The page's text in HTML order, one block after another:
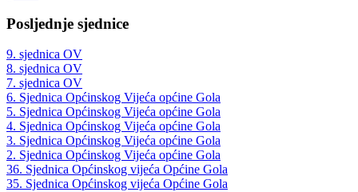
Posljednje sjednice
9. sjednica OV
8. sjednica OV
7. sjednica OV
6. Sjednica Općinskog Vijeća općine Gola
5. Sjednica Općinskog Vijeća općine Gola
4. Sjednica Općinskog Vijeća općine Gola
3. Sjednica Općinskog Vijeća općine Gola
2. Sjednica Općinskog Vijeća općine Gola
36. Sjednica Općinskog vijeća Općine Gola
35. Sjednica Općinskog vijeća Općine Gola